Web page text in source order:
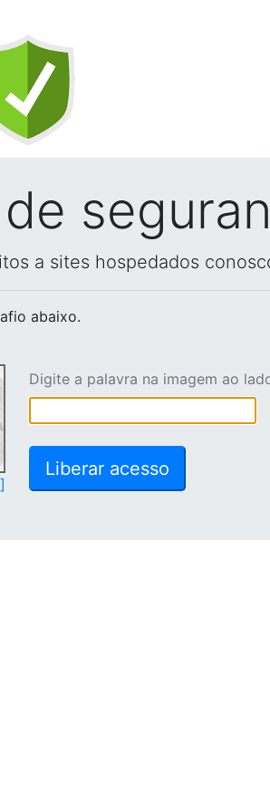
a sites hospedados
abaixo.
Digite a palavra na imagem ao